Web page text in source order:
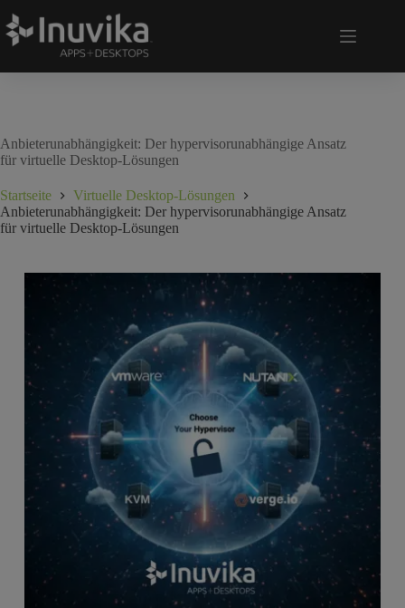
Anbieterunabhängigkeit: Der hypervisorunabhängige Ansatz
für virtuelle Desktop-Lösungen
Startseite
Virtuelle Desktop-Lösungen
Anbieterunabhängigkeit: Der hypervisorunabhängige Ansatz
für virtuelle Desktop-Lösungen